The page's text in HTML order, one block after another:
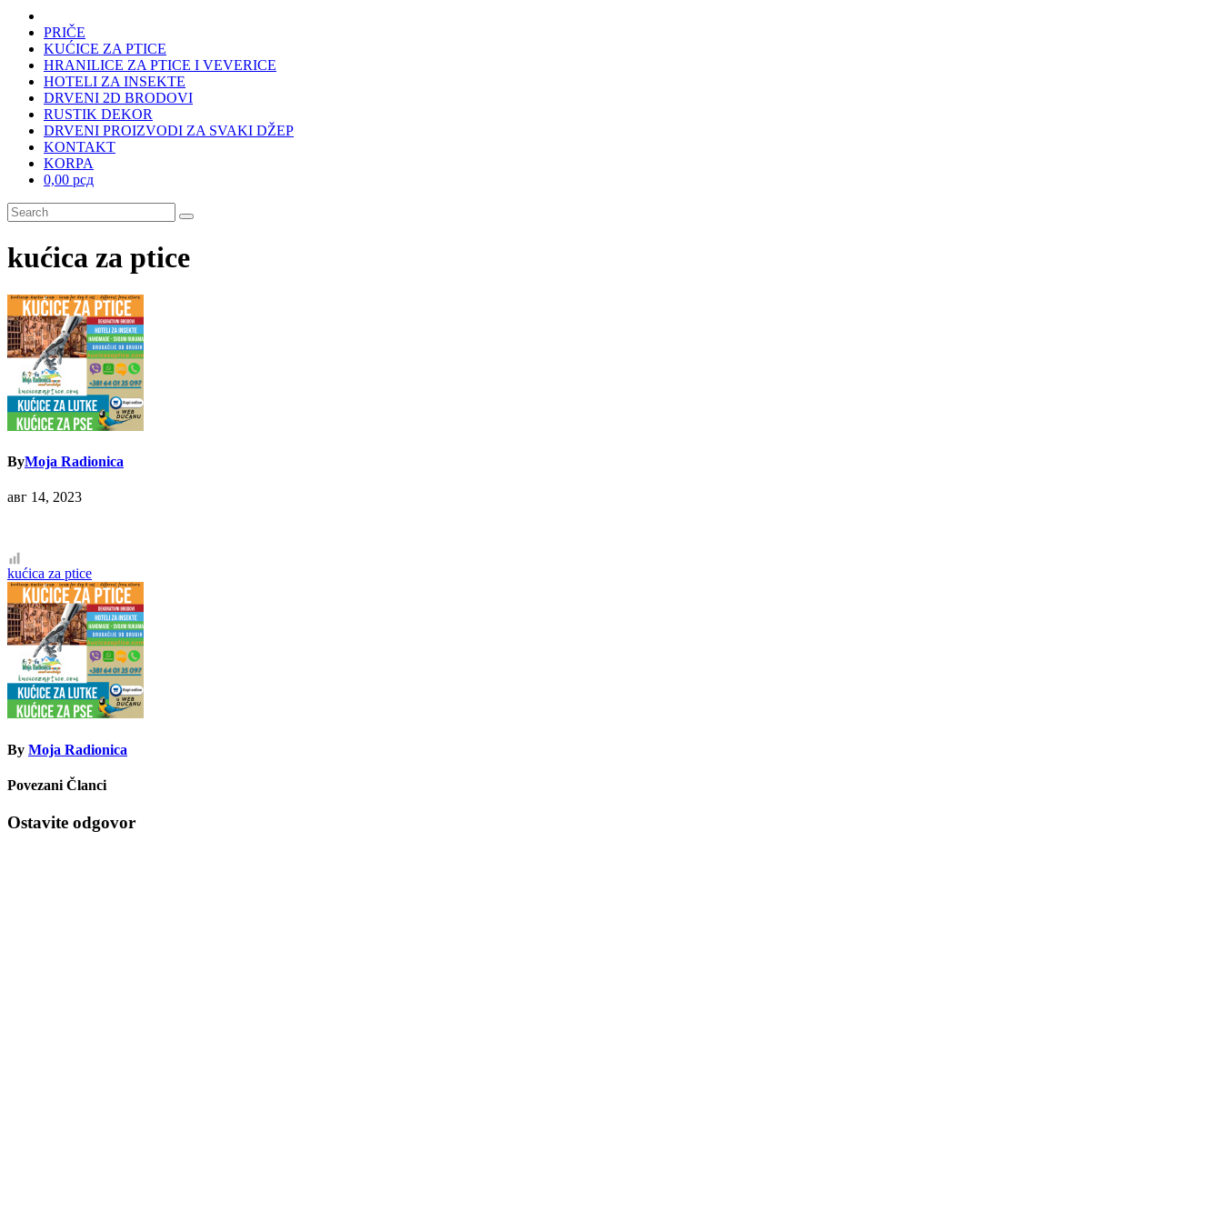
PRIČE
KUĆICE ZA PTICE
HRANILICE ZA PTICE I VEVERICE
HOTELI ZA INSEKTE
DRVENI 2D BRODOVI
RUSTIK DEKOR
DRVENI PROIZVODI ZA SVAKI DŽEP
KONTAKT
KORPA
0,00 рсд
kućica za ptice
ByMoja Radionica
авг 14, 2023
Кретање
чланка
kućica za ptice
By Moja Radionica
Povezani Članci
Ostavite odgovor